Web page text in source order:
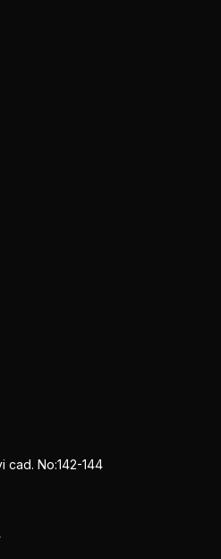
cad. No:142-144